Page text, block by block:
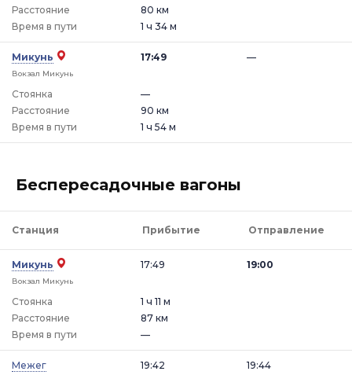
Расстояние
80 км
Время в пути
1 ч 34 м
Микунь
Вокзал Микунь
17:49
Стоянка —
—
Расстояние
90 км
Время в пути
1 ч 54 м
Беспересадочные вагоны
Станция Прибытие Отправление
Микунь
Вокзал Микунь
17:49
Стоянка 1 ч 11 м
19:00
Расстояние
87 км
Время в пути
—
Межег
19:42
19:44